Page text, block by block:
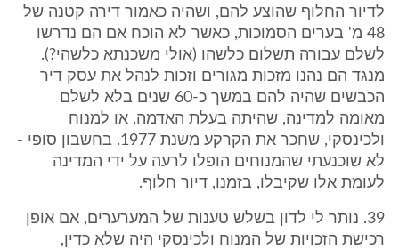
לדיור החלוף שהוצע להם, ושהיה כאמור דירה קטנה של
48 מ' בערים הסמוכות, כאשר לא הוכח אם הם נדרשו
לשלם עבורה תשלום כלשהו (אולי משכנתא כלשהי?).
מנגד הם נהנו מזכות מגורים וזכות לנהל את עסק דיר
הכבשים שהיה להם במשך כ-60 שנים בלא לשלם
מאומה למדינה, שהיתה בעלת האדמה, או למנוח
ולכינסקי, שחכר את הקרקע משנת 1977. בחשבון סופי -
לא שוכנעתי שהמנוחים הופלו לרעה על ידי המדינה
לעומת אלו שקיבלו, בזמנו, דיור חלוף.
39. נותר לי לדון בשלש טענות של המערערים, אם אופן
רכישת הזכויות של המנוח ולכינסקי היה שלא כדין,